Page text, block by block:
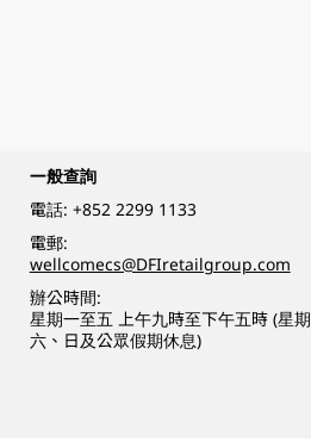
一般查詢
電話: +852 2299 1133
電郵:
wellcomecs@DFIretailgroup.com
辦公時間:
星期一至五 上午九時至下午五時 (星期
六、日及公眾假期休息)